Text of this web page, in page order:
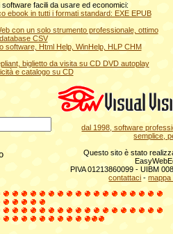
facili da usare ed economici:
ebook in tutti i formati standard: EXE EPUB
con un solo strumento professionale, ottimo
CSV
software, Html Help, WinHelp, HLP CHM
biglietto da visita su CD DVD autoplay
e catalogo su CD
dal 1998, software
semplice,
Questo sito è stato
PIVA 01213860099 - UIBM
contattaci -mappa